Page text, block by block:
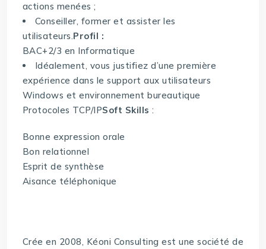
actions menées ;
Conseiller, former et assister les
utilisateurs.Profil :
BAC+2/3 en Informatique
Idéalement, vous justifiez d’une première
expérience dans le support aux utilisateurs
Windows et environnement bureautique
Protocoles TCP/IPSoft Skills :
Bonne expression orale
Bon relationnel
Esprit de synthèse
Aisance téléphonique
Crée en 2008, Kéoni Consulting est une société de